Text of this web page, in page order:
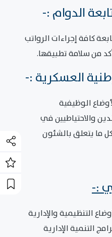
كافة إجراءات الرواتب
من سلامة تطبيقها.
الوظيفية
والاحتياطيين في
ما يتعلق بالشئون
:-
التنظيمية والإدارية
التنمية الإدارية